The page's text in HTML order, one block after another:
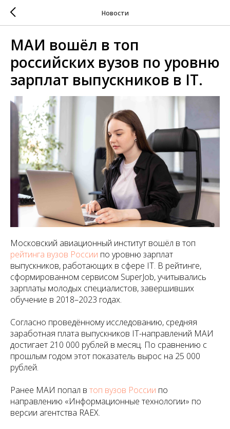
Новости
МАИ вошёл в топ
российских вузов по уровню
зарплат выпускников в IT.
Московский авиационный институт вошёл в топ
рейтинга вузов России по уровню зарплат
выпускников, работающих в сфере IT. В рейтинге,
сформированном сервисом SuperJob, учитывались
зарплаты молодых специалистов, завершивших
обучение в 2018–2023 годах.
Согласно проведённому исследованию, средняя
заработная плата выпускников IT-направлений МАИ
достигает 210 000 рублей в месяц. По сравнению с
прошлым годом этот показатель вырос на 25 000
рублей.
Ранее МАИ попал в топ вузов России по
направлению «Информационные технологии» по
версии агентства RAEX.